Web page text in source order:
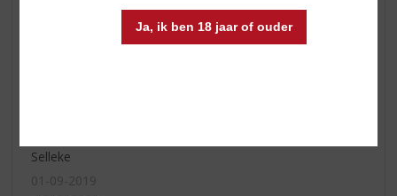
Ja, ik ben 18 jaar of ouder
Selleke
01-09-2019